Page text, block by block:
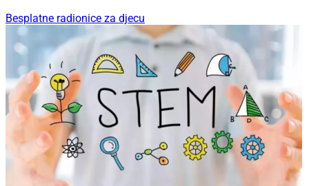
Besplatne radionice za djecu